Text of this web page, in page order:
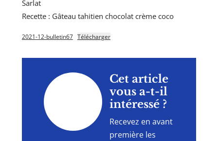
Sarlat
Recette : Gâteau tahitien chocolat crème coco
2021-12-bulletin67 Télécharger
" Cet article
vous a-t-il
intéressé ?
Recevez en avant
première les